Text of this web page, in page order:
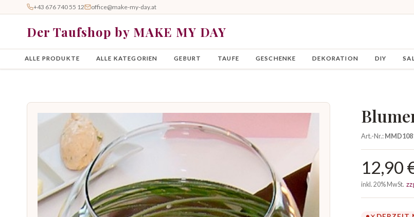
+43 676 740 55 12 office@make-my-day.at
Der Taufshop by MAKE MY DAY
ALLE PRODUKTE ALLE KATEGORIEN GEBURT TAUFE GESCHENKE DEKORATION DIY
Art.-Nr.:
12,90
inkl. 20% MwSt.